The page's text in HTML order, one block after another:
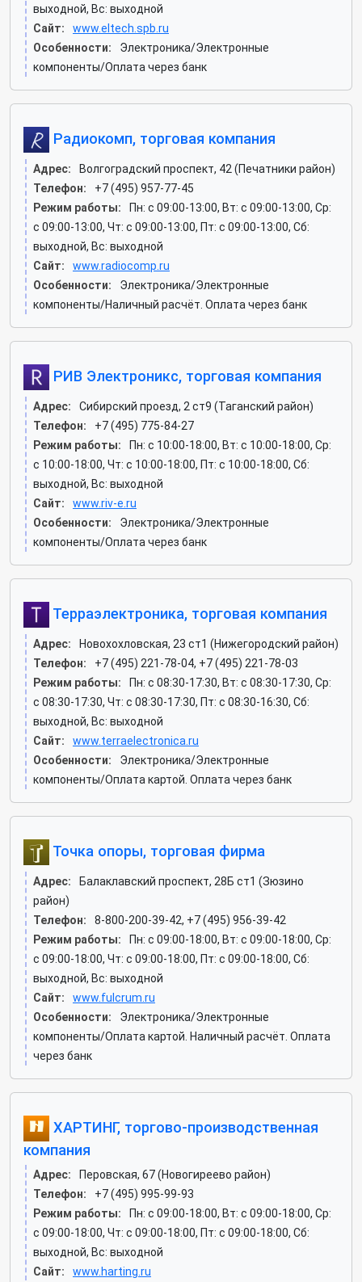
выходной, Вс: выходной
Сайт:
www.eltech.spb.ru
Особенности:
Электроника/Электронные
компоненты/Оплата через банк
Радиокомп, торговая компания
Адрес:
Волгоградский проспект, 42 (Печатники район)
Телефон:
+7 (495) 957-77-45
Режим работы:
Пн: c 09:00-13:00, Вт: c 09:00-13:00, Ср:
c 09:00-13:00, Чт: c 09:00-13:00, Пт: c 09:00-13:00, Сб:
выходной, Вс: выходной
Сайт:
www.radiocomp.ru
Особенности:
Электроника/Электронные
компоненты/Наличный расчёт. Оплата через банк
РИВ Электроникс, торговая компания
Адрес:
Сибирский проезд, 2 ст9 (Таганский район)
Телефон:
+7 (495) 775-84-27
Режим работы:
Пн: c 10:00-18:00, Вт: c 10:00-18:00, Ср:
c 10:00-18:00, Чт: c 10:00-18:00, Пт: c 10:00-18:00, Сб:
выходной, Вс: выходной
Сайт:
www.riv-e.ru
Особенности:
Электроника/Электронные
компоненты/Оплата через банк
Терраэлектроника, торговая компания
Адрес:
Новохохловская, 23 ст1 (Нижегородский район)
Телефон:
+7 (495) 221-78-04, +7 (495) 221-78-03
Режим работы:
Пн: c 08:30-17:30, Вт: c 08:30-17:30, Ср:
c 08:30-17:30, Чт: c 08:30-17:30, Пт: c 08:30-16:30, Сб:
выходной, Вс: выходной
Сайт:
www.terraelectronica.ru
Особенности:
Электроника/Электронные
компоненты/Оплата картой. Оплата через банк
Точка опоры, торговая фирма
Адрес:
Балаклавский проспект, 28Б ст1 (Зюзино
район)
Телефон:
8-800-200-39-42, +7 (495) 956-39-42
Режим работы:
Пн: c 09:00-18:00, Вт: c 09:00-18:00, Ср:
c 09:00-18:00, Чт: c 09:00-18:00, Пт: c 09:00-18:00, Сб:
выходной, Вс: выходной
Сайт:
www.fulcrum.ru
Особенности:
Электроника/Электронные
компоненты/Оплата картой. Наличный расчёт. Оплата
через банк
ХАРТИНГ, торгово-производственная
компания
Адрес:
Перовская, 67 (Новогиреево район)
Телефон:
+7 (495) 995-99-93
Режим работы:
Пн: c 09:00-18:00, Вт: c 09:00-18:00, Ср:
c 09:00-18:00, Чт: c 09:00-18:00, Пт: c 09:00-18:00, Сб:
выходной, Вс: выходной
Сайт:
www.harting.ru